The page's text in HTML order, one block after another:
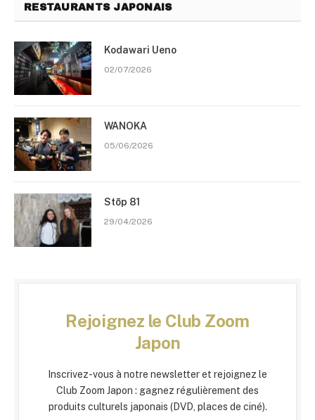
RESTAURANTS JAPONAIS
Kodawari Ueno
02/07/2026
WANOKA
05/06/2026
Stōp 81
29/04/2026
Rejoignez le Club Zoom
Japon
Inscrivez-vous à notre newsletter et rejoignez le
Club Zoom Japon : gagnez régulièrement des
produits culturels japonais (DVD, places de ciné).